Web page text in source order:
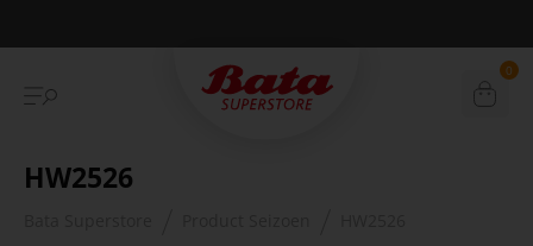
Betaal achteraf met Klarna 0
HW2526